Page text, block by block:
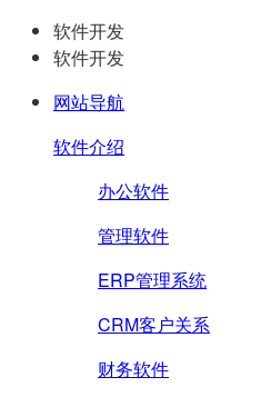
软件开发
软件开发
网站导航
软件介绍
办公软件
管理软件
ERP管理系统
CRM客户关系
财务软件